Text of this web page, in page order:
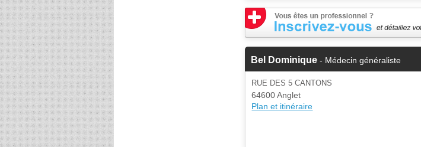
Bel Dominique - Médecin généraliste
RUE DES 5 CANTONS
64600 Anglet
Plan et itinéraire